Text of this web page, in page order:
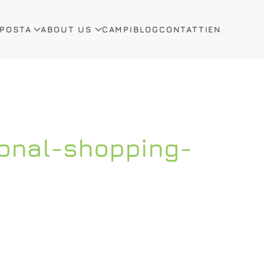
ABOUT US CAMPI BLOG CONTATTIEN
shopping-